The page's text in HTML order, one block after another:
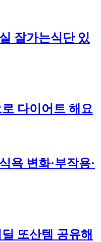
잘가는식단 있
다이어트 해요
욕 변화·부작용·
또산템 공유해